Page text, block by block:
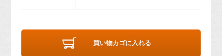
買い物カゴに入れる